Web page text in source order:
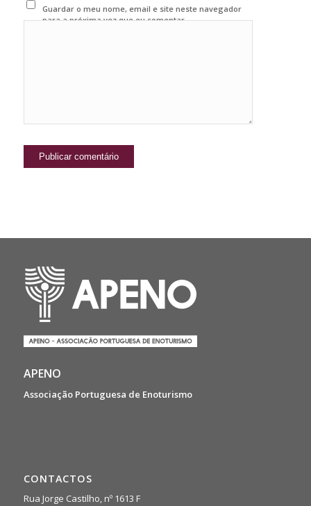
Guardar o meu nome, email e site neste navegador
para a próxima vez que eu comentar.
APENO
Associação Portuguesa de Enoturismo
CONTACTOS
Rua Jorge Castilho, nº 1613 F